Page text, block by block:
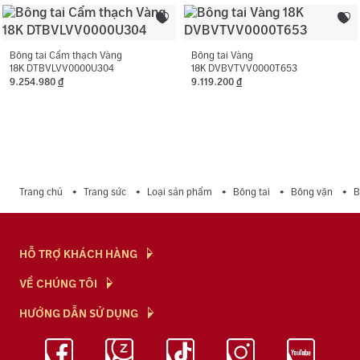
Bông tai Cẩm thạch Vàng
18K DTBVLVV0000U304
9.254.980 đ
Bông tai Vàng
18K DVBVTVV0000T653
9.119.200 đ
Trang chủ Trang sức Loại sản phẩm Bông tai Bông vặn
HỖ TRỢ KHÁCH HÀNG
Hỏi & Đáp
Chính Sách
Chính Sách Bảo Mật
VỀ CHÚNG TÔI
NTJ Flagship
Cửa hàng
HƯỚNG DẪN SỬ DỤNG
Bảo Quản Trang Sức